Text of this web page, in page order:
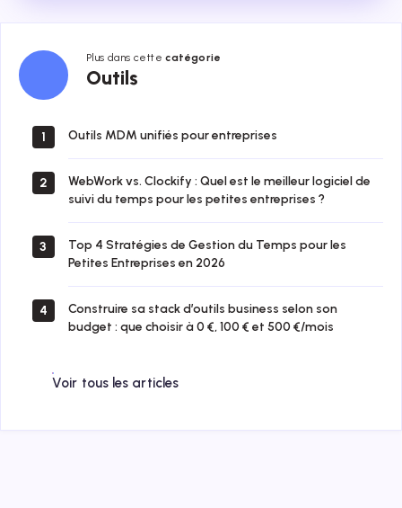
Plus dans cettecatégorie
Outils
Outils
1 Outils MDM unifiés pour entreprises
2
WebWork vs. Clockify : Quel est le meilleur logiciel de
suivi du temps pour les petites entreprises ?
3
Top 4 Stratégies de Gestion du Temps pour les
Petites Entreprises en 2026
4
Construire sa stack d’outils business selon son
budget : que choisir à 0 €, 100 € et 500 €/mois
Voir tous les articles